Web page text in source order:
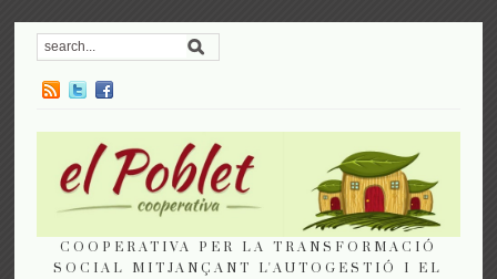
COOPERATIVA PER LA TRANSFORMACIÓ
SOCIAL MITJANÇANT L'AUTOGESTIÓ I EL